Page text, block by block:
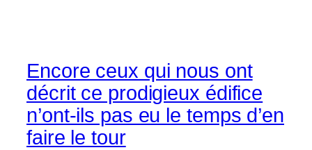
Encore ceux qui nous ont
décrit ce prodigieux édifice
n’ont-ils pas eu le temps d’en
faire le tour